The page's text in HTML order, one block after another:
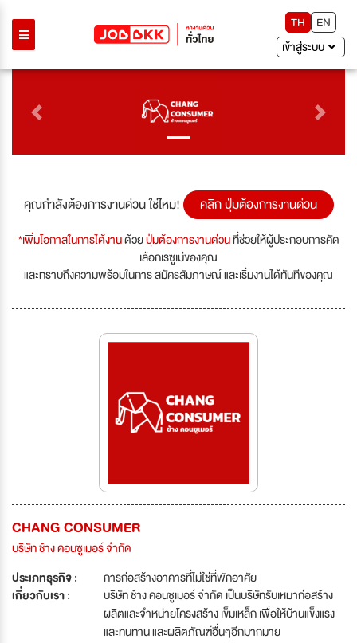
TH
EN
เข้าสู่ระบบ
Previous Next
คุณกำลังต้องการงานด่วน ใช่ไหม! คลิก ปุ่มต้องการงานด่วน
*เพิ่มโอกาสในการได้งานด้วยปุ่มต้องการงานด่วนที่ช่วยให้ผู้ประกอบการคัด
เลือกเรซูเม่ของคุณ
และทราบถึงความพร้อมในการ สมัครสัมภาษณ์ และเริ่มงานได้ทันทีของคุณ
CHANG CONSUMER
บริษัท ช้าง คอนซูเมอร์ จำกัด
ประเภทธุรกิจ :
การก่อสร้างอาคารที่ไม่ใช่ที่พักอาศัย
เกี่ยวกับเรา :
บริษัท ช้าง คอนซูเมอร์ จำกัด เป็นบริษัทรับเหมาก่อสร้าง
ผลิตและจำหน่ายโครงสร้าง เข็มเหล็ก เพื่อให้บ้านแข็งแรง
และทนทาน และผลิตภัณฑ์อื่นๆอีกมากมาย